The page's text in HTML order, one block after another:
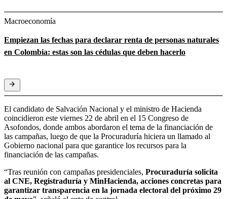
Macroeconomía
Empiezan las fechas para declarar renta de personas naturales
en Colombia: estas son las cédulas que deben hacerlo
El candidato de Salvación Nacional y el ministro de Hacienda
coincidieron este viernes 22 de abril en el 15 Congreso de
Asofondos, donde ambos abordaron el tema de la financiación de
las campañas, luego de que la Procuraduría hiciera un llamado al
Gobierno nacional para que garantice los recursos para la
financiación de las campañas.
“Tras reunión con campañas presidenciales, Procuraduría solicita
al CNE, Registraduría y MinHacienda, acciones concretas para
garantizar transparencia en la jornada electoral del próximo 29